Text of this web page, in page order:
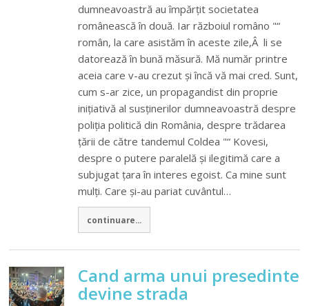
dumneavoastră au împărțit societatea
românească în două. Iar războiul româno "“
român, la care asistăm în aceste zile,Â li se
datorează în bună măsură. Mă număr printre
aceia care v-au crezut și încă vă mai cred. Sunt,
cum s-ar zice, un propagandist din proprie
inițiativă al susținerilor dumneavoastră despre
poliția politică din România, despre trădarea
țării de către tandemul Coldea "“ Kovesi,
despre o putere paralelă și ilegitimă care a
subjugat țara în interes egoist. Ca mine sunt
mulți. Care și-au pariat cuvântul…
continuare...
Cand arma unui presedinte
devine strada